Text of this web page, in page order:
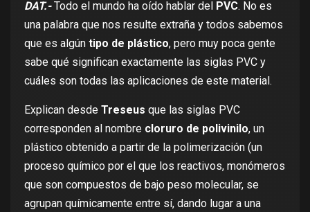
DAT.-Todo el mundo ha oído hablar del PVC. No es
una palabra que nos resulte extraña y todos sabemos
que es algún tipo de plástico, pero muy poca gente
sabe qué significan exactamente las siglas PVC y
cuáles son todas las aplicaciones de este material.
Explican desde Treseus que las siglas PVC
corresponden al nombre cloruro de polivinilo, un
plástico obtenido a partir de la polimerización (un
proceso químico por el que los reactivos, monómeros
que son compuestos de bajo peso molecular, se
agrupan químicamente entre sí, dando lugar a una